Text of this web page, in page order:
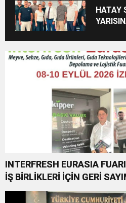
HATAY
INTERFRESH EURASIA
İŞ BİRLİKLERİ İÇİN GERİ